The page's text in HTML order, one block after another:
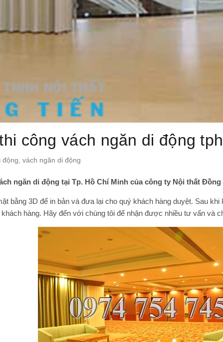
công vách ngăn di động
động vách ngăn di động
ngăn di động tại Tp. Hồ Chí Minh của công ty Nội thất Đồng
bằng 3D để in bản và đưa lại cho quý khách hàng duyệt. Sau
hàng. Hãy đến với chúng tôi để nhận được nhiều tư vấn và